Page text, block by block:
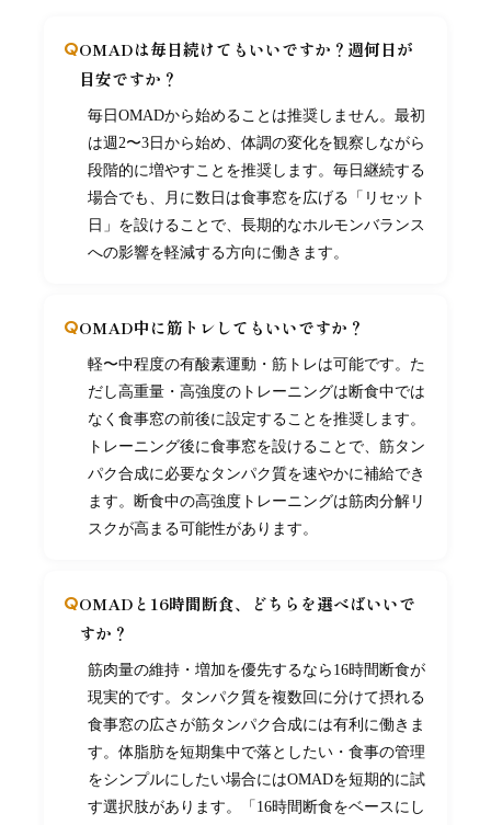
OMADは毎日続けてもいいですか？週何日が
目安ですか？
毎日OMADから始めることは推奨しません。最初
は週2〜3日から始め、体調の変化を観察しながら
段階的に増やすことを推奨します。毎日継続する
場合でも、月に数日は食事窓を広げる「リセット
日」を設けることで、長期的なホルモンバランス
への影響を軽減する方向に働きます。
OMAD中に筋トレしてもいいですか？
軽〜中程度の有酸素運動・筋トレは可能です。た
だし高重量・高強度のトレーニングは断食中では
なく食事窓の前後に設定することを推奨します。
トレーニング後に食事窓を設けることで、筋タン
パク合成に必要なタンパク質を速やかに補給でき
ます。断食中の高強度トレーニングは筋肉分解リ
スクが高まる可能性があります。
OMADと16時間断食、どちらを選べばいいで
すか？
筋肉量の維持・増加を優先するなら16時間断食が
現実的です。タンパク質を複数回に分けて摂れる
食事窓の広さが筋タンパク合成には有利に働きま
す。体脂肪を短期集中で落としたい・食事の管理
をシンプルにしたい場合にはOMADを短期的に試
す選択肢があります。「16時間断食をベースにし